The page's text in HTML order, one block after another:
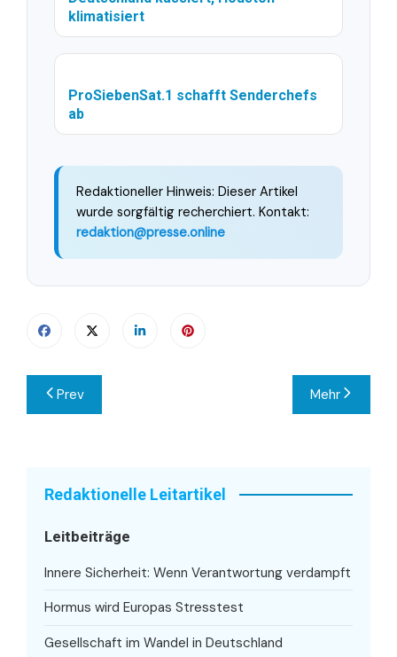
klimatisiert
ProSiebenSat.1 schafft Senderchefs
ab
Redaktioneller Hinweis: Dieser Artikel
wurde sorgfältig recherchiert. Kontakt:
redaktion@presse.online
Beitragsnavigation
Prev Mehr
Redaktionelle Leitartikel
Leitbeiträge
Innere Sicherheit: Wenn Verantwortung verdampft
Hormus wird Europas Stresstest
Gesellschaft im Wandel in Deutschland